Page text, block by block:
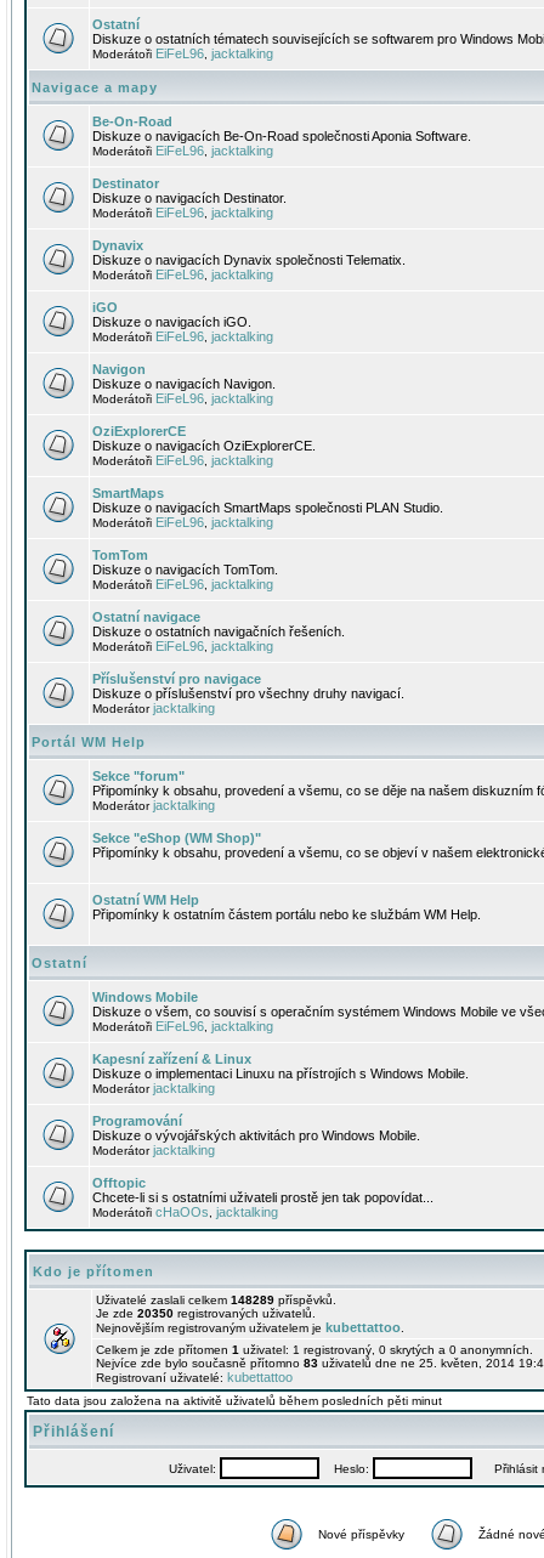
Ostatní
Diskuze o ostatních tématech souvisejících se softwarem pro Windows
Moderátoři EiFeL96 jacktalking
Navigace a mapy
Be-On-Road
Diskuze o navigacích Be-On-Road společnosti Aponia Software.
Moderátoři EiFeL96 jacktalking
Destinator
Diskuze o navigacích Destinator.
Moderátoři EiFeL96 jacktalking
Dynavix
Diskuze o navigacích Dynavix společnosti Telematix.
Moderátoři EiFeL96 jacktalking
iGO
Diskuze o navigacích iGO.
Moderátoři EiFeL96 jacktalking
Navigon
Diskuze o navigacích Navigon.
Moderátoři EiFeL96 jacktalking
OziExplorerCE
Diskuze o navigacích OziExplorerCE.
Moderátoři EiFeL96 jacktalking
SmartMaps
Diskuze o navigacích SmartMaps společnosti PLAN Studio.
Moderátoři EiFeL96 jacktalking
TomTom
Diskuze o navigacích TomTom.
Moderátoři EiFeL96 jacktalking
Ostatní navigace
Diskuze o ostatních navigačních řešeních.
Moderátoři EiFeL96 jacktalking
Příslušenství pro navigace
Diskuze o příslušenství pro všechny druhy navigací.
Moderátorjacktalking
Portál WM Help
Sekce "forum"
Připomínky k obsahu, provedení a všemu, co se děje na našem diskuzním
Moderátorjacktalking
Sekce "eShop (WM Shop)"
Připomínky k obsahu, provedení a všemu, co se objeví v našem
Ostatní WM Help
Připomínky k ostatním částem portálu nebo ke službám WM Help.
Ostatní
Windows Mobile
Diskuze o všem, co souvisí s operačním systémem Windows Mobile ve
Moderátoři EiFeL96 jacktalking
Kapesní zařízení & Linux
Diskuze o implementaci Linuxu na přístrojích s Windows Mobile.
Moderátorjacktalking
Programování
Diskuze o vývojářských aktivitách pro Windows Mobile.
Moderátorjacktalking
Offtopic
Chcete-li si s ostatními uživateli prostě jen tak popovídat...
Moderátoři cHaOOs jacktalking
Kdo je přítomen
Uživatelé zaslali celkem 148289 příspěvků.
Je zde 20350 registrovaných uživatelů.
Nejnovějším registrovaným uživatelem je kubettattoo
Celkem je zde přítomen 1 uživatel: 1 registrovaný, 0 skrytých a 0
Nejvíce zde bylo současně přítomno 83 uživatelů dne ne 25. květen, 2014
Registrovaní uživatelé: kubettattoo
Tato data jsou založena na aktivitě uživatelů během posledních pěti minut
Přihlášení
Uživatel: Heslo: Přihlásit
Nové příspěvky Žádné